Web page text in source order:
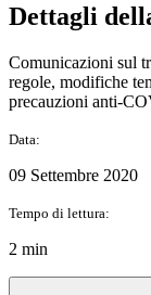
Dettagli
Comunicazioni sul
regole, modifiche
precauzioni anti-
Data:
09 Settembre 2020
Tempo di lettura:
2 min